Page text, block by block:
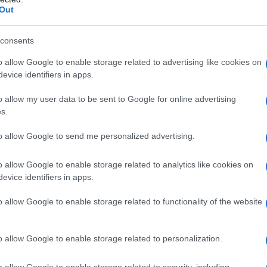
allow Google to enable storage related to advertising like cookies on
identifiers in apps.
allow my user data to be sent to Google for online advertising
allow Google to send me personalized advertising.
allow Google to enable storage related to analytics like cookies on
identifiers in apps.
allow Google to enable storage related to functionality of the website
allow Google to enable storage related to personalization.
υπόσχονται
internet σε όλο το σπίτι, χωρίς κενά
εταιρίας εκμεταλλεύεται την
δεδομένων και ταυτόχρονα, έχοντας ενσωματωμένο
στο modem-router